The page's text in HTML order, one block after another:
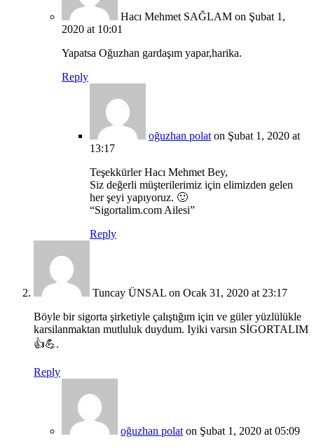
Hacı Mehmet SAĞLAM on Şubat 1,
2020 at 10:01
Yapatsa Oğuzhan gardaşım yapar,harika.
Reply
oğuzhan polat on Şubat 1, 2020 at
13:17
Teşekkürler Hacı Mehmet Bey,
Siz değerli müşterilerimiz için elimizden gelen
her şeyi yapıyoruz. 🙂
“Sigortalim.com Ailesi”
Reply
Tuncay ÜNSAL on Ocak 31, 2020 at 23:17
Böyle bir sigorta şirketiyle çalıştığım için ve güler yüzlülükle
karsilanmaktan mutluluk duydum. Iyiki varsın SİGORTALIM
👍💪.
Reply
oğuzhan polat on Şubat 1, 2020 at 05:09